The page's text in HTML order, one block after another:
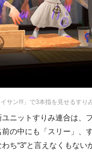
イサン!!!」で3本指を見せるす
ニットすりみ連合は、
の中にも「スリー」、
ち“3”と言えなくもない